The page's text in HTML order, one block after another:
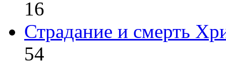
16
Страдание и смерть
54